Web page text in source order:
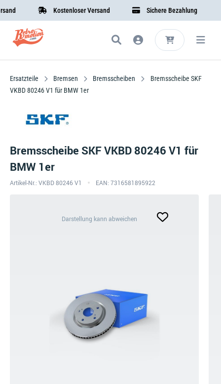
Kostenloser Versand Sichere Bezahlung
Ersatzteile Bremsen Bremsscheiben
Bremsscheibe SKF
VKBD 80246 V1 für BMW 1er
Bremsscheibe SKF VKBD 80246 V1 für
BMW 1er
Artikel-Nr.: VKBD 80246 V1 EAN: 7316581895922
Darstellung kann abweichen